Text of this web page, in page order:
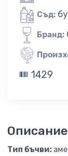
Съд:
Бранд:
1429
Описание
Тип бъчви: